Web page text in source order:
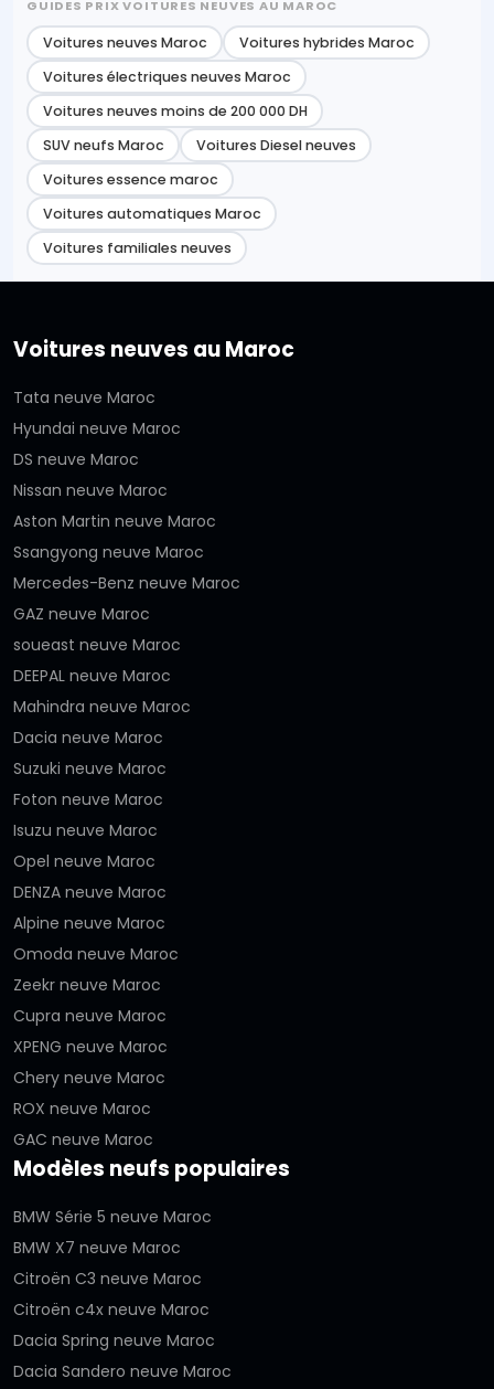
GUIDES PRIX VOITURES NEUVES AU MAROC
Voitures neuves Maroc
Voitures hybrides Maroc
Voitures électriques neuves Maroc
Voitures neuves moins de 200 000 DH
SUV neufs Maroc
Voitures Diesel neuves
Voitures essence maroc
Voitures automatiques Maroc
Voitures familiales neuves
Voitures neuves au Maroc
Tata neuve Maroc
Hyundai neuve Maroc
DS neuve Maroc
Nissan neuve Maroc
Aston Martin neuve Maroc
Ssangyong neuve Maroc
Mercedes-Benz neuve Maroc
GAZ neuve Maroc
soueast neuve Maroc
DEEPAL neuve Maroc
Mahindra neuve Maroc
Dacia neuve Maroc
Suzuki neuve Maroc
Foton neuve Maroc
Isuzu neuve Maroc
Opel neuve Maroc
DENZA neuve Maroc
Alpine neuve Maroc
Omoda neuve Maroc
Zeekr neuve Maroc
Cupra neuve Maroc
XPENG neuve Maroc
Chery neuve Maroc
ROX neuve Maroc
GAC neuve Maroc
Modèles neufs populaires
BMW Série 5 neuve Maroc
BMW X7 neuve Maroc
Citroën C3 neuve Maroc
Citroën c4x neuve Maroc
Dacia Spring neuve Maroc
Dacia Sandero neuve Maroc